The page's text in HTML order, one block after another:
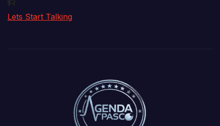
Lets Start Talking